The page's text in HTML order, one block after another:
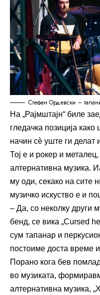
Стефан Ордевски –
На „Рајмштајн“ биле
гледачка позиција
начин сѐ уште ги делат
Тој е и рокер и
алтернативна музика.
му оди, секако на сите
музичко искуство е и
– Да, со неколку други
бенд, се вика „Cursed
сум тапанар и
постоиме доста време
Порано кога бев
во музиката,
алтернативна музика,